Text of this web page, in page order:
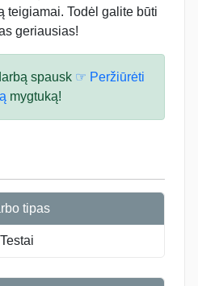
teigiamai. Todėl galite būti
geriausias!
spausk ☞ Peržiūrėti
mygtuką!
tipas
Testai